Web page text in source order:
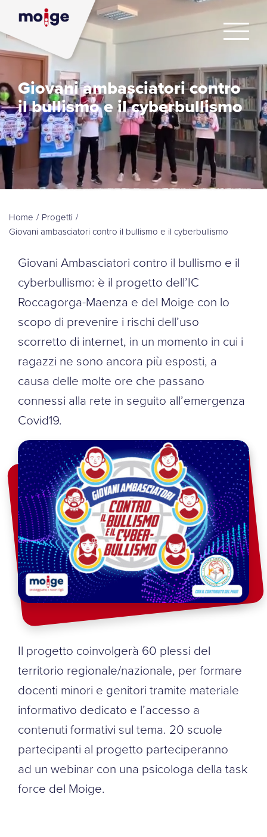
Giovani ambasciatori contro
il bullismo e il cyberbullismo
Home / Progetti /
Giovani ambasciatori contro il bullismo e il cyberbullismo
Giovani Ambasciatori contro il bullismo e il
cyberbullismo: è il progetto dell’IC
Roccagorga-Maenza e del Moige con lo
scopo di prevenire i rischi dell’uso
scorretto di internet, in un momento in cui i
ragazzi ne sono ancora più esposti, a
causa delle molte ore che passano
connessi alla rete in seguito all’emergenza
Covid19.
Il progetto coinvolgerà 60 plessi del
territorio regionale/nazionale, per formare
docenti minori e genitori tramite materiale
informativo dedicato e l’accesso a
contenuti formativi sul tema. 20 scuole
partecipanti al progetto parteciperanno
ad un webinar con una psicologa della task
force del Moige.